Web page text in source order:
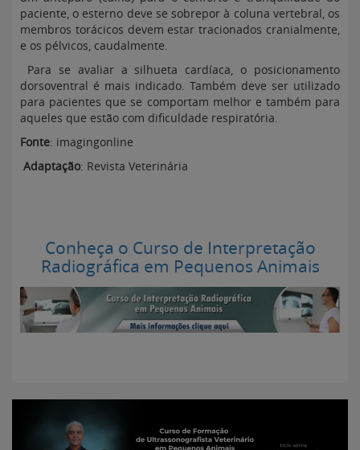
paciente, o esterno deve se sobrepor à coluna vertebral, os
membros torácicos devem estar tracionados cranialmente,
e os pélvicos, caudalmente.
Para se avaliar a silhueta cardíaca, o posicionamento
dorsoventral é mais indicado. Também deve ser utilizado
para pacientes que se comportam melhor e também para
aqueles que estão com dificuldade respiratória.
Fonte: imagingonline
Adaptação: Revista Veterinária
Conheça o Curso de Interpretação
Radiográfica em Pequenos Animais